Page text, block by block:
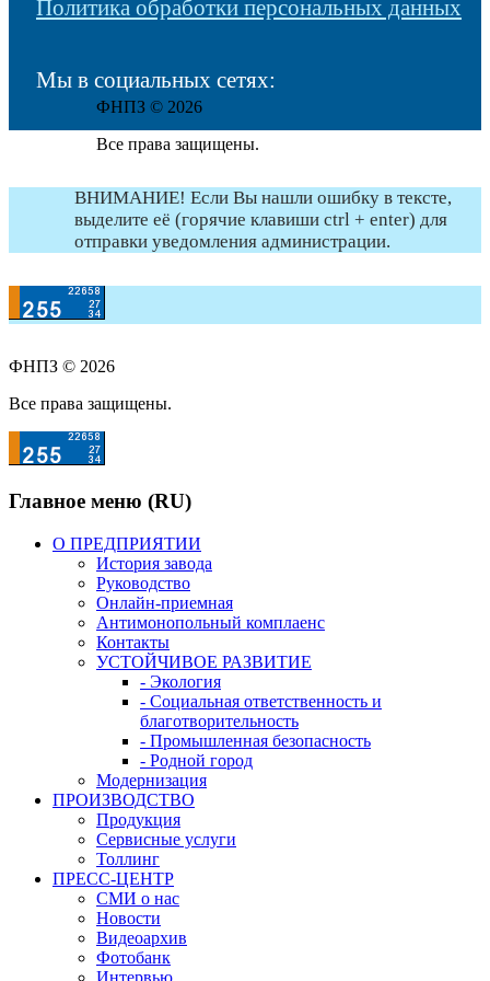
Политика обработки персональных данных
Мы в социальных сетях:
ФНПЗ © 2026
Все права защищены.
ВНИМАНИЕ! Если Вы нашли ошибку в тексте,
выделите её (горячие клавиши ctrl + enter) для
отправки уведомления администрации.
ФНПЗ © 2026
Все права защищены.
Главное меню (RU)
О ПРЕДПРИЯТИИ
История завода
Руководство
Онлайн-приемная
Антимонопольный комплаенс
Контакты
УСТОЙЧИВОЕ РАЗВИТИЕ
- Экология
- Социальная ответственность и
благотворительность
- Промышленная безопасность
- Родной город
Модернизация
ПРОИЗВОДСТВО
Продукция
Сервисные услуги
Толлинг
ПРЕСС-ЦЕНТР
СМИ о нас
Новости
Видеоархив
Фотобанк